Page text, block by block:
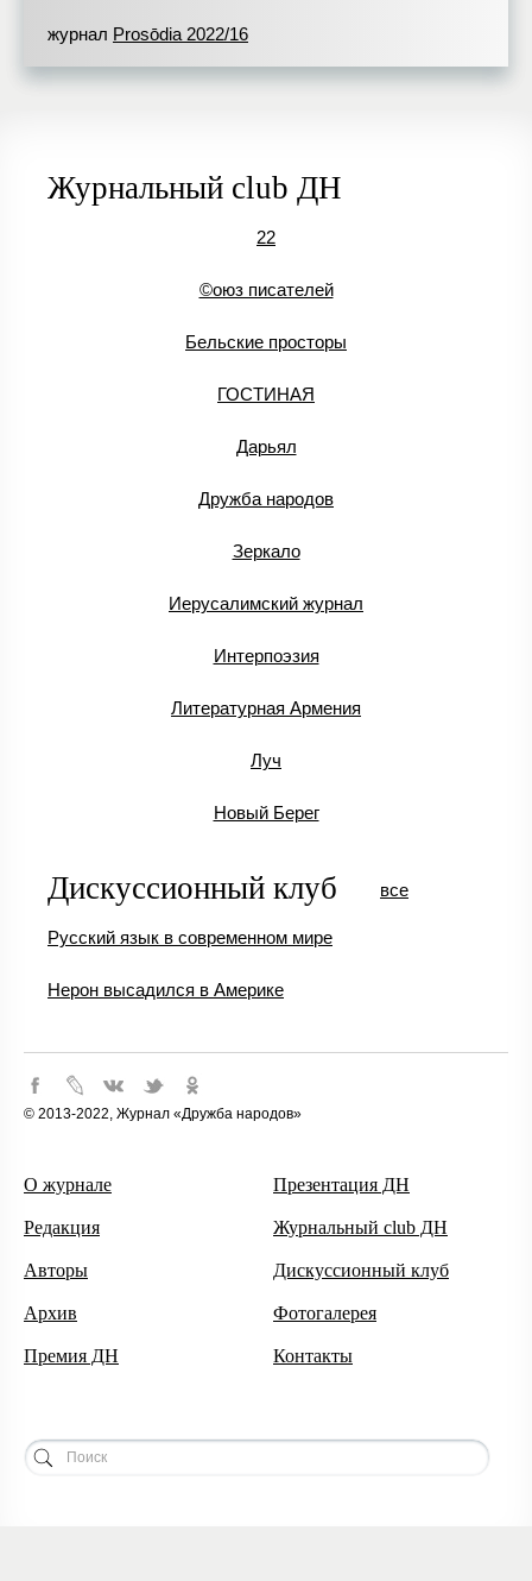
журнал Prosōdia 2022/16
Журнальный club ДН
22
©оюз писателей
Бельские просторы
ГОСТИНАЯ
Дарьял
Дружба народов
Зеркало
Иерусалимский журнал
Интерпоэзия
Литературная Армения
Луч
Новый Берег
Дискуссионный клуб
Русский язык в современном мире
Нерон высадился в Америке
все
© 2013-2022, Журнал «Дружба народов»
О журнале
Редакция
Авторы
Архив
Премия ДН
Презентация ДН
Журнальный club ДН
Дискуссионный клуб
Фотогалерея
Контакты